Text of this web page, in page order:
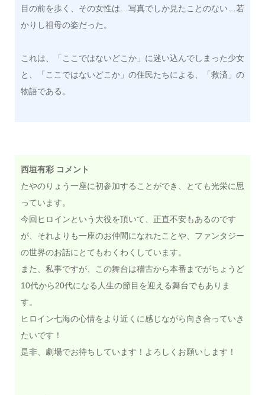
目の前を歩く、その女性は…写真でしか見たことのない…若
かりし祖母の姿だった。
これは、「ここではないどこか」に迷い込んでしまった少女
と、「ここではないどこか」の住民たちによる、「救済」の
物語である。
西垣有彩 コメント
たやのりょう一座に初参加することができ、とても光栄に思
っています。
今回ヒロインという大役を頂いて、正直不安もあるのです
が、それよりも一座のお仲間になれたことや、ファンタジー
の世界のお話にとてもわくわくしています。
また、私事ですが、この舞台は稽古から本番までがちょうど
10代から20代になる人生の節目を迎える舞台でもありま
す。
ヒロイン七海の心情をより近くに感じながら向き合っていき
たいです！
是非、劇場でお待ちしています！よろしくお願いします！